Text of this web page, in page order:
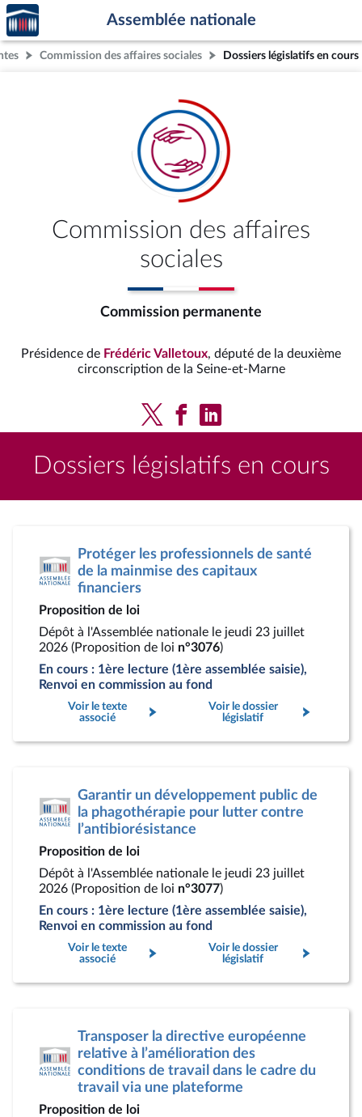
Aller au contenu
Aller en bas de la page
Accèder
à la
page
d'accueil
Assemblée nationale
Commission des affaires sociales Dossiers législatifs en cours
Commission des affaires
sociales
Commission permanente
Présidence de Frédéric Valletoux, député de la deuxième
circonscription de la Seine-et-Marne
Dossiers législatifs en cours
Protéger les professionnels de santé
de la mainmise des capitaux
financiers
Proposition de loi
Dépôt à l'Assemblée nationale le jeudi 23 juillet
2026 (Proposition de loi n°3076)
En cours : 1ère lecture (1ère assemblée saisie),
Renvoi en commission au fond
Voir le texte
associé
Voir le dossier
législatif
Garantir un développement public de
la phagothérapie pour lutter contre
l’antibiorésistance
Proposition de loi
Dépôt à l'Assemblée nationale le jeudi 23 juillet
2026 (Proposition de loi n°3077)
En cours : 1ère lecture (1ère assemblée saisie),
Renvoi en commission au fond
Voir le texte
associé
Voir le dossier
législatif
Transposer la directive européenne
relative à l’amélioration des
conditions de travail dans le cadre du
travail via une plateforme
Proposition de loi